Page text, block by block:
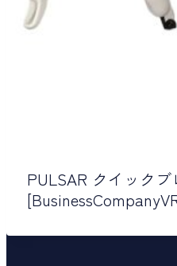
PULSAR クイック